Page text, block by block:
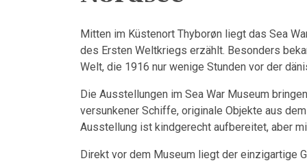
Mitten im Küstenort Thyborøn liegt das Sea
des Ersten Weltkriegs erzählt. Besonders
Welt, die 1916 nur wenige Stunden vor der
Die Ausstellungen im Sea War Museum
versunkener Schiffe, originale Objekte aus
Ausstellung ist kindgerecht aufbereitet, aber
Direkt vor dem Museum liegt der einzigartige